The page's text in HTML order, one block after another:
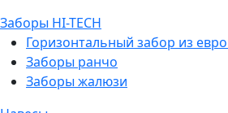
Заборы HI-TECH
Горизонтальный забор из
Заборы ранчо
Заборы жалюзи